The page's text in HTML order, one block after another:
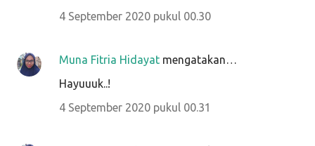
4 September 2020 pukul 00.30
Muna Fitria Hidayat mengatakan…
Hayuuuk..!
4 September 2020 pukul 00.31